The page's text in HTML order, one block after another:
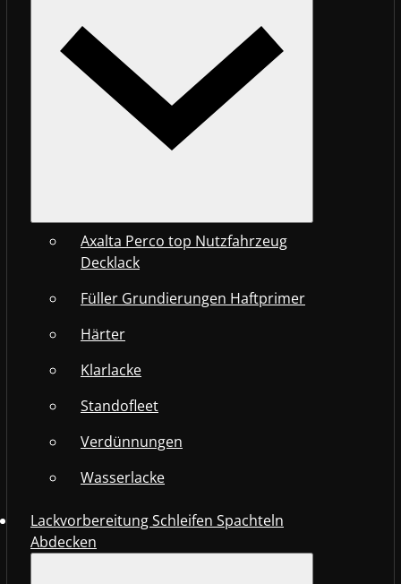
Axalta Perco top Nutzfahrzeug
Decklack
Füller Grundierungen Haftprimer
Härter
Klarlacke
Standofleet
Verdünnungen
Wasserlacke
Lackvorbereitung Schleifen Spachteln
Abdecken